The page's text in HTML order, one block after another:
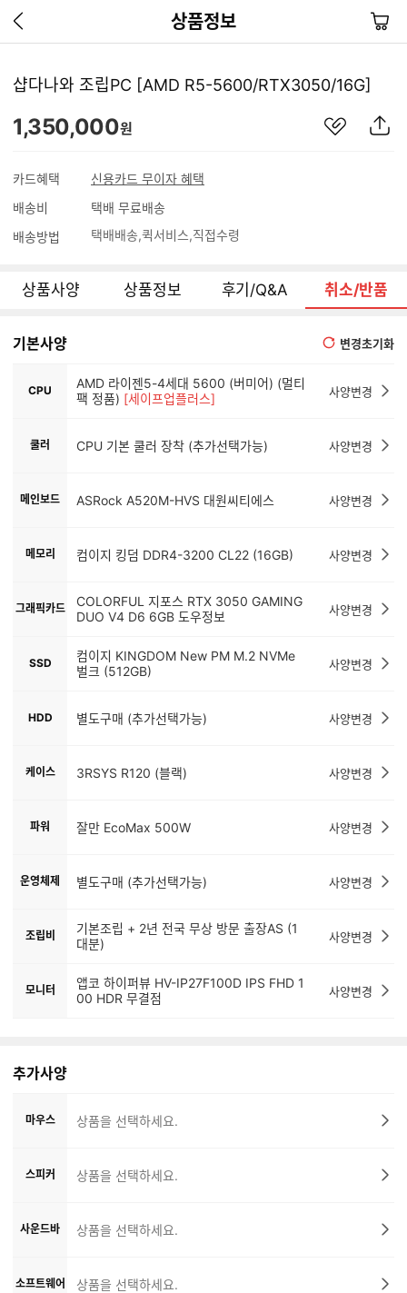
상품정보
이
지
기
장
바
샵다나와 조립PC [AMD R5-5600/RTX3050/16G]
1,350,000원
카드혜택
신용카드 무이자 혜택
배송비
택배 무료배송
배송방법
택배배송 퀵서비스 직접수령
상품사양 상품정보 후기/Q&A 취소/반품
기본사양 변경초기화
CPU
AMD 라이젠5-4세대 5600 (버미어) (멀티
팩 정품) [세이프업플러스] 사양변경
쿨러 CPU 기본 쿨러 장착 (추가선택가능) 사양변경
메인보드 ASRock A520M-HVS 대원씨티에스 사양변경
메모리 컴이지 킹덤 DDR4-3200 CL22 (16GB) 사양변경
그래픽카드
COLORFUL 지포스 RTX 3050 GAMING
DUO V4 D6 6GB 도우정보
사양변경
SSD
컴이지 KINGDOM New PM M.2 NVMe
벌크 (512GB)
사양변경
HDD 별도구매 (추가선택가능) 사양변경
케이스 3RSYS R120 (블랙) 사양변경
파워 잘만 EcoMax 500W 사양변경
운영체제 별도구매 (추가선택가능) 사양변경
조립비
기본조립 + 2년 전국 무상 방문 출장AS (1
대분)
사양변경
모니터
앱코 하이퍼뷰 HV-IP27F100D IPS FHD 1
00 HDR 무결점
사양변경
추가사양
마우스 상품을 선택하세요.
스피커 상품을 선택하세요.
사운드바 상품을 선택하세요.
소프트웨어 상품을 선택하세요.